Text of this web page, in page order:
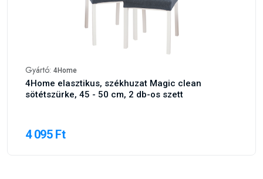
Gyártó: 4Home
4Home elasztikus, székhuzat Magic clean
sötétszürke, 45 - 50 cm, 2 db-os szett
4 095 Ft